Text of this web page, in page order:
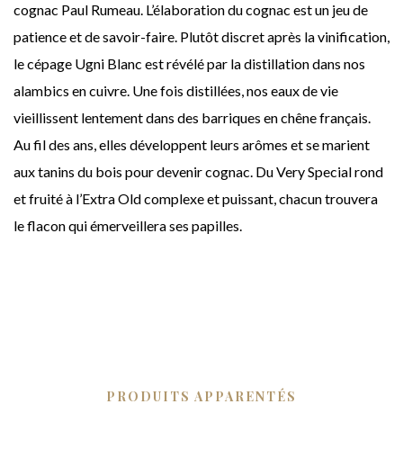
cognac Paul Rumeau. L’élaboration du cognac est un jeu de
patience et de savoir-faire. Plutôt discret après la vinification,
le cépage Ugni Blanc est révélé par la distillation dans nos
alambics en cuivre. Une fois distillées, nos eaux de vie
vieillissent lentement dans des barriques en chêne français.
Au fil des ans, elles développent leurs arômes et se marient
aux tanins du bois pour devenir cognac. Du Very Special rond
et fruité à l’Extra Old complexe et puissant, chacun trouvera
le flacon qui émerveillera ses papilles.
PRODUITS APPARENTÉS